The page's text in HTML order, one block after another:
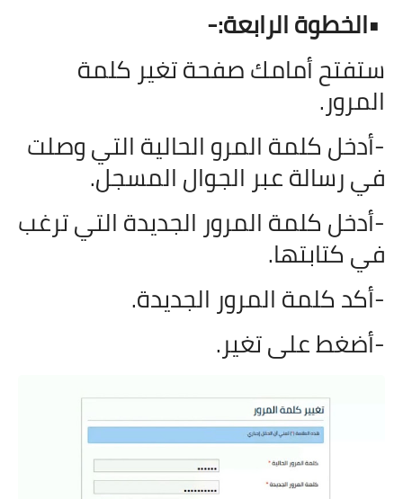
•الخطوة الرابعة:-
ستفتح أمامك صفحة تغير كلمة
المرور.
-أدخل كلمة المرو الحالية التي وصلت
في رسالة عبر الجوال المسجل.
-أدخل كلمة المرور الجديدة التي ترغب
في كتابتها.
-أكد كلمة المرور الجديدة.
-أضغط على تغير.